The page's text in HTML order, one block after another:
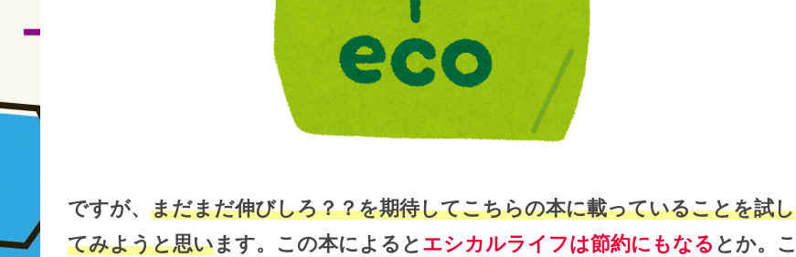
ですが、 まだまだ伸びしろ？？を期待してこちらの本に載っていることを試し
てみようと思います。この本によると エシカルライフは節約にもなる とか。こ